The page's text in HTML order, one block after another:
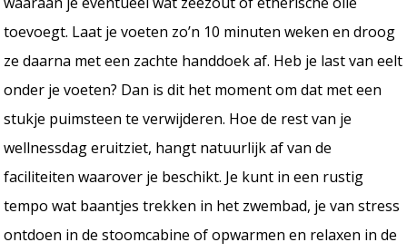
toevoegt. Laat je voeten zo’n 10 minuten weken en droog
ze daarna met een zachte handdoek af. Heb je last van eelt
onder je voeten? Dan is dit het moment om dat met een
stukje puimsteen te verwijderen. Hoe de rest van je
wellnessdag eruitziet, hangt natuurlijk af van de
faciliteiten waarover je beschikt. Je kunt in een rustig
tempo wat baantjes trekken in het zwembad, je van stress
ontdoen in de stoomcabine of opwarmen en relaxen in de